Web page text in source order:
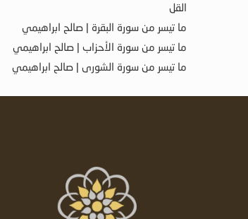
القل
ما تيسر من سورة البقرة | صالح ابراهيمي
ما تيسر من سورة الأحزاب | صالح ابراهيمي
ما تيسر من سورة الشورى | صالح ابراهيمي